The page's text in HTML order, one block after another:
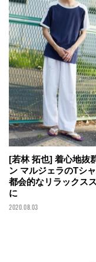
[若林 拓也] 着心地抜
ン マルジェラのTシャ
都会的なリラックス
に
2020.08.03